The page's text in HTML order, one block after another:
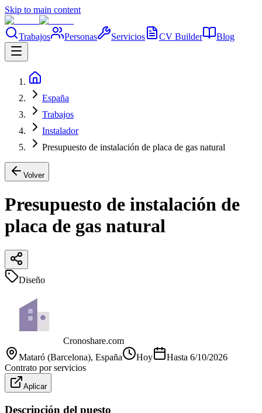
Skip to main content
Trabajos Personas Servicios CV Builder Blog
España
Trabajos
Instalador
Presupuesto de instalación de placa de gas natural
Volver
Presupuesto de instalación de
placa de gas natural
Diseño
Cronoshare.com
Mataró (Barcelona), España Hoy Hasta 6/10/2026
Contrato por servicios
Aplicar
Descripción del puesto